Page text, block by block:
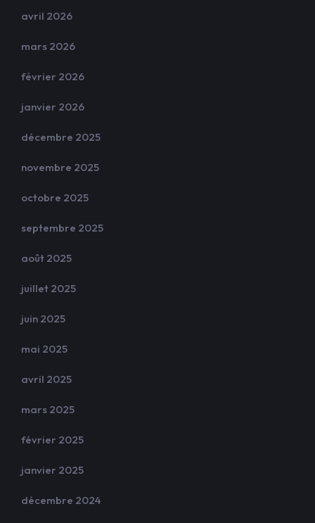
avril 2026
mars 2026
février 2026
janvier 2026
décembre 2025
novembre 2025
octobre 2025
septembre 2025
août 2025
juillet 2025
juin 2025
mai 2025
avril 2025
mars 2025
février 2025
janvier 2025
décembre 2024